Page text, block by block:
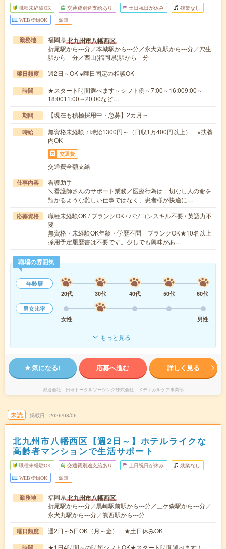
職種未経験OK 交通費別途支給あり 土日祝日が休み 残業なし
WEB登録OK 派遣
勤務地 福岡県北九州市八幡西区
折尾駅から---分／本城駅から---分／永犬丸駅から---分／穴生
駅から---分／西山(福岡県)駅から---分
曜日頻度 週2日～OK ※曜日固定の相談OK
時間
★スタート時間選べます～シフト例～7:00～16:009:00～
18:0011:00～20:00など…
期間 【現在も積極採用中・急募】2カ月～
時給
無資格未経験：時給1300円～（日収1万400円以上） ※扶養
内OK
交通費
交通費全額支給
仕事内容
看護助手
＼看護師さんのサポート業務／医療行為は一切なし人の命を
預かるような難しい仕事ではなく、患者様が快適に…
応募資格
職種未経験OK / ブランクOK / パソコンスキル不要 / 英語力不
要
無資格・未経験OK年齢・学歴不問 ブランクOK★10名以上
採用予定履歴書は不要です。少しでも興味があ…
職場の雰囲気
年齢層
20代
30代 40代 50代
60代
男女比率
女性
男性
もっと見る
気になる! 応募へ進む 詳しく見る
派遣会社 日研トータルソーシング株式会社 メディカルケア事業部
未読 掲載日 2026/08/06
北九州市八幡西区【週2日～】ホテルライクな
高齢者マンションで生活サポート
職種未経験OK 交通費別途支給あり 土日祝日が休み 残業なし
WEB登録OK 派遣
勤務地 福岡県北九州市八幡西区
折尾駅から---分／黒崎駅前駅から---分／三ケ森駅から---分／
永犬丸駅から---分／熊西駅から---分
曜日頻度 週2日～5日OK（月～金） ★土日休みOK